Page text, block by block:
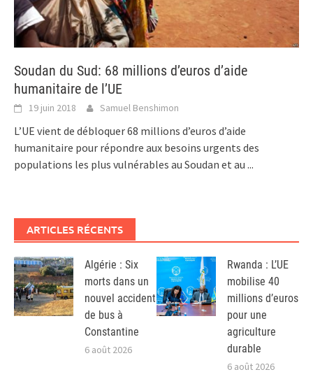
Soudan du Sud: 68 millions d’euros d’aide
humanitaire de l’UE
19 juin 2018 Samuel Benshimon
L’UE vient de débloquer 68 millions d’euros d’aide
humanitaire pour répondre aux besoins urgents des
populations les plus vulnérables au Soudan et au ...
ARTICLES RÉCENTS
Algérie : Six
morts dans un
nouvel accident
de bus à
Constantine
6 août 2026
Rwanda : L’UE
mobilise 40
millions d’euros
pour une
agriculture
durable
6 août 2026